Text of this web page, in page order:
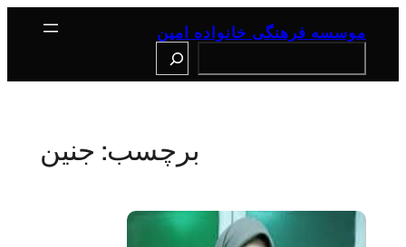
موسسه فرهنگی خانواده امین
برچسب: جنین